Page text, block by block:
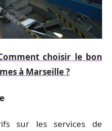
choisir le bon
à Marseille ?
sur les services de